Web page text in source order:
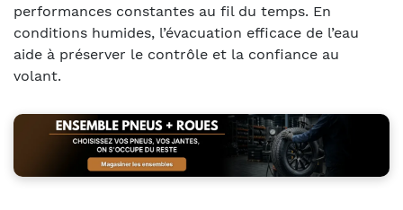
performances constantes au fil du temps. En
conditions humides, l’évacuation efficace de l’eau
aide à préserver le contrôle et la confiance au
volant.